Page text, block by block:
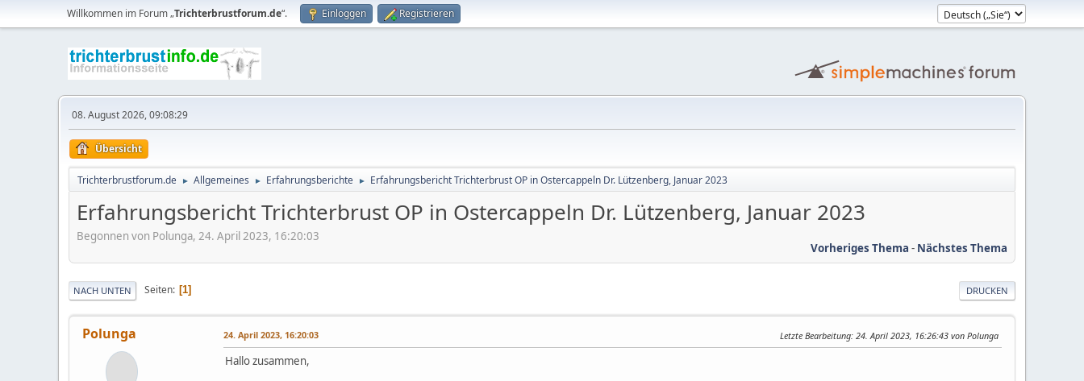
Willkommen im Forum „Trichterbrustforum.de“. Einloggen Registrieren
08. August 2026, 09:08:29
Übersicht
Trichterbrustforum.de ► Allgemeines ► Erfahrungsberichte ► Erfahrungsbericht Trichterbrust OP in Ostercappeln Dr. Lützenberg, Januar 2023
Erfahrungsbericht Trichterbrust OP in Ostercappeln Dr. Lützenberg, Januar 2023
Begonnen von Polunga, 24. April 2023, 16:20:03
Vorheriges Thema - Nächstes Thema
DRUCKEN
NACH UNTEN Seiten 1
Polunga 24. April 2023, 16:20:03 Letzte Bearbeitung: 24. April 2023, 16:26:43 von Polunga
Hallo zusammen,